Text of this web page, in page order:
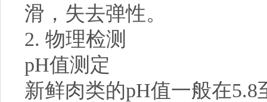
滑，失去弹性。
2. 物理检测
pH值测定
新鲜肉类的pH值一般在